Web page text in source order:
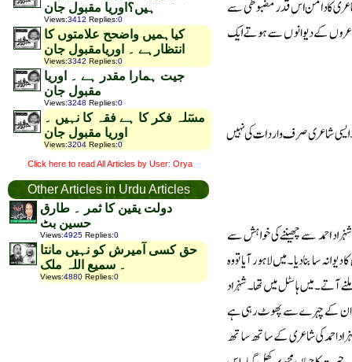
ہیں؟اوریا مقبول جان
Views:3412 Replies:0
کیاہمیں واضحح علامتوں کا
انتظارہے ۔ اوریامقبول جان
Views:3342 Replies:0
جیت ہمارا مقدر ہے ۔ اوریا
مقبول جان
Views:3248 Replies:0
مسٓلہ فکر کا ہے فقہ کا نہیں ۔
اوریا مقبول جان
Views:3204 Replies:0
Click here to read All Articles by User: Orya
Other Articles in Urdu Articles
دولت یقین کا ثمر ۔ طارق
حسین بٹ
Views:4925 Replies:0
حق کسی آمیرش کو نہیں مانتا
۔ سمیع اللہ ملک
Views:4880 Replies:0